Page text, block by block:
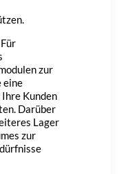
Für
zur
eine
Kunden
Darüber
Lager
zur